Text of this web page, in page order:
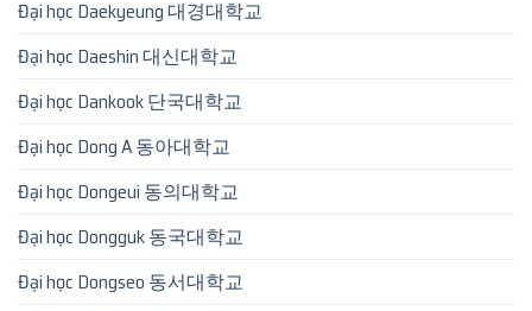
Đại học Daekyeung 대경대학교
Đại học Daeshin 대신대학교
Đại học Dankook 단국대학교
Đại học Dong A 동아대학교
Đại học Dongeui 동의대학교
Đại học Dongguk 동국대학교
Đại học Dongseo 동서대학교